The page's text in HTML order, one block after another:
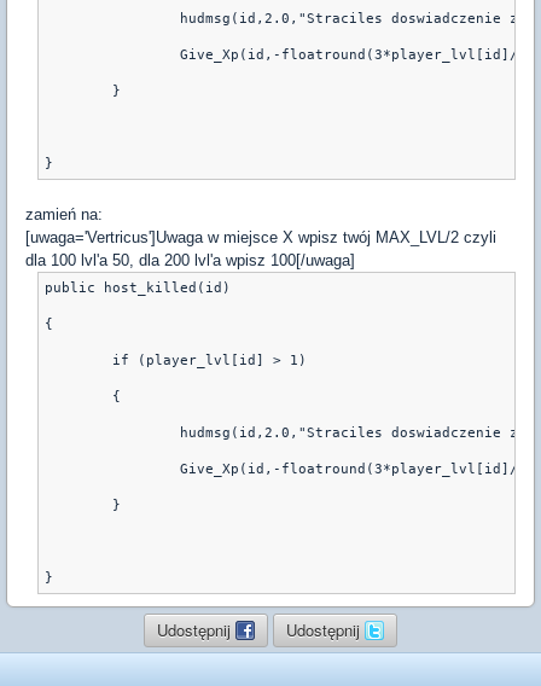
hudmsg(id,2.0,"Straciles doswiadczenie za
Give_Xp(id,-floatround(3*player_lvl[id]/
	}
zamień na:
[uwaga='Vertricus']Uwaga w miejsce X wpisz twój MAX_LVL/2 czyli
dla 100 lvl'a 50, dla 200 lvl'a wpisz 100[/uwaga]
public host_killed(id)
{
	if (player_lvl[id] > 1)
	{
hudmsg(id,2.0,"Straciles doswiadczenie za
Give_Xp(id,-floatround(3*player_lvl[id]/
	}
Udostępnij Udostępnij